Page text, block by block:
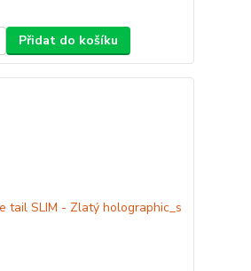
Přidat do košíku